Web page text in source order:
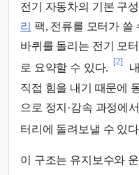
전기 자동차의 기본 구
리 팩, 전류를 모터가 쓸
바퀴를 돌리는 전기 모
로 요약할 수 있다.
[2]
직접 힘을 내기 때문에
으로 정지·감속 과정에
터리에 돌려보낼 수 있
이 구조는 유지보수와